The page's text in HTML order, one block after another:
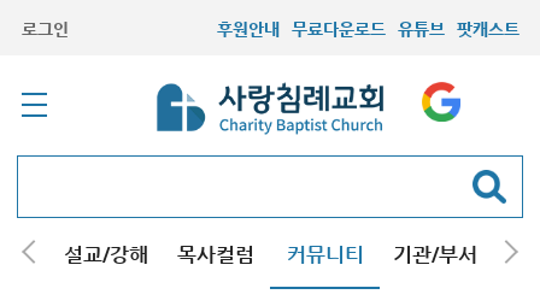
로그인 후원안내 무료다운로드 유튜브 팟캐스트
내 설교/강해 목사컬럼 커뮤니티 기관/부서 선